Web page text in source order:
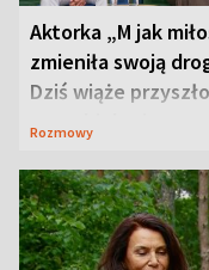
Aktorka „M jak
zmieniła swoją
Dziś wiąże
neurobiologią
Rozmowy